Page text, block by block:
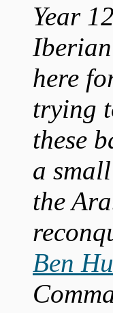
Year
here
trying
these
a
the
Ben